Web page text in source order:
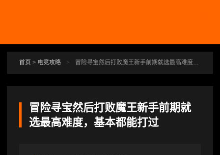
首页 > 电竞攻略 > 冒险寻宝然后打败魔王新手前期就选最高难度，基本都能打过
冒险寻宝然后打败魔王新手前期就
选最高难度，基本都能打过